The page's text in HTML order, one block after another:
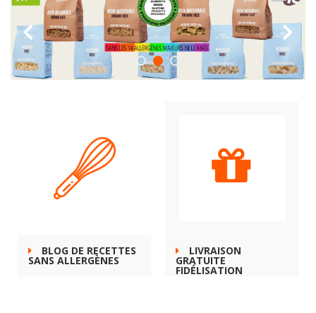
BLOG DE RECETTES
SANS ALLERGÈNES
LIVRAISON
GRATUITE
FIDÉLISATION